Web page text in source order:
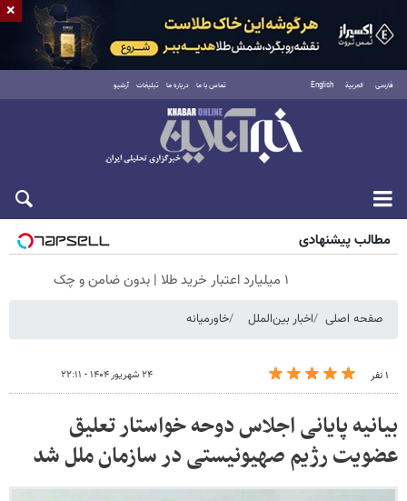
فارسی العربية English تماس با ما درباره ما تبلیغات آرشیو
جمعه ۱۶ مرداد ۱۴۰۵
مطالب پیشنهادی
۱ میلیارد اعتبار خرید طلا | بدون ضامن و چک
صفحه اصلی اخبار بین‌الملل خاورمیانه
۱ نفر ۲۴ شهریور ۱۴۰۴ - ۲۲:۱۱
بیانیه پایانی اجلاس دوحه خواستار تعلیق
عضویت رژیم صهیونیستی در سازمان ملل شد
×